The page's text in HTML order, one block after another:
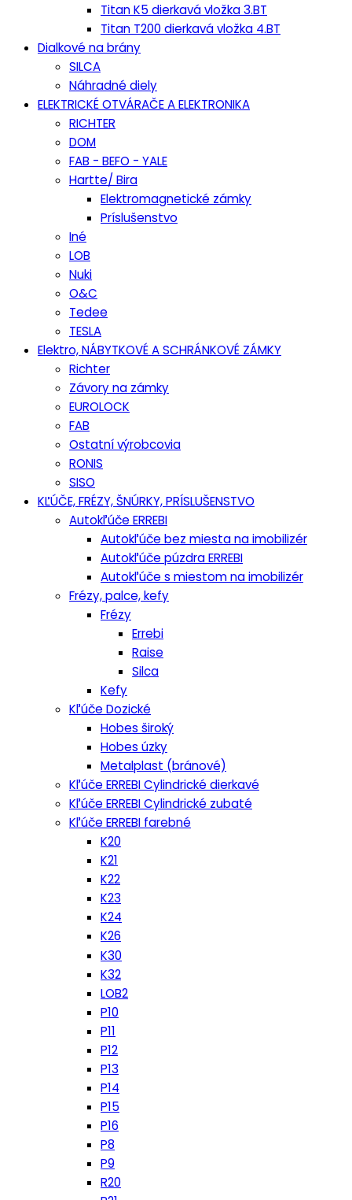
Titan K5 dierkavá vložka 3.BT
Titan T200 dierkavá vložka 4.BT
Dialkové na brány
SILCA
Náhradné diely
ELEKTRICKÉ OTVÁRAČE A ELEKTRONIKA
RICHTER
DOM
FAB - BEFO - YALE
Hartte/ Bira
Elektromagnetické zámky
Príslušenstvo
Iné
LOB
Nuki
O&C
Tedee
TESLA
Elektro, NÁBYTKOVÉ A SCHRÁNKOVÉ ZÁMKY
Richter
Závory na zámky
EUROLOCK
FAB
Ostatní výrobcovia
RONIS
SISO
KĽÚČE, FRÉZY, ŠNÚRKY, PRÍSLUŠENSTVO
Autokľúče ERREBI
Autokľúče bez miesta na imobilizér
Autokľúče púzdra ERREBI
Autokľúče s miestom na imobilizér
Frézy, palce, kefy
Frézy
Errebi
Raise
Silca
Kefy
Kľúče Dozické
Hobes široký
Hobes úzky
Metalplast (bránové)
Kľúče ERREBI Cylindrické dierkavé
Kľúče ERREBI Cylindrické zubaté
Kľúče ERREBI farebné
K20
K21
K22
K23
K24
K26
K30
K32
LOB2
P10
P11
P12
P13
P14
P15
P16
P8
P9
R20